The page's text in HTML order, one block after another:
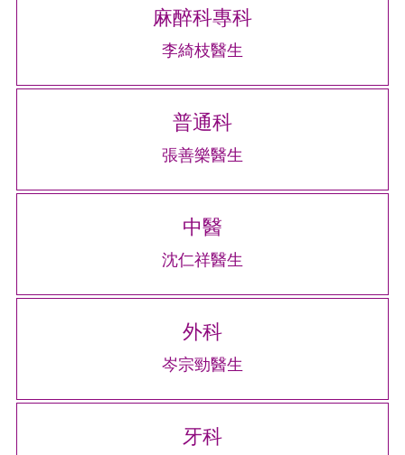
麻醉科專科
李綺枝醫生
普通科
張善樂醫生
中醫
沈仁祥醫生
外科
岑宗勁醫生
牙科